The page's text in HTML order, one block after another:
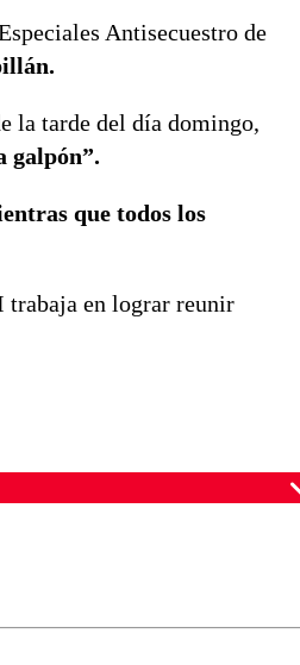
Antisecuestro de
la tarde del día domingo,
galpón”.
que todos los
trabaja en lograr reunir